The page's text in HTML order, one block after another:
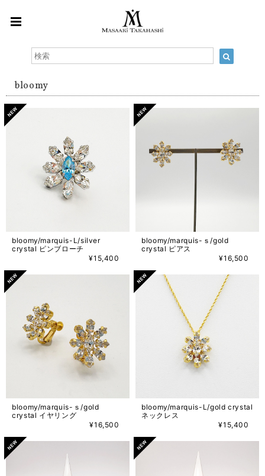
bloomy
bloomy/marquis-L/silver
crystal ピンブローチ
¥15,400
bloomy/marquis-ｓ/gold
crystal ピアス
¥16,500
bloomy/marquis-ｓ/gold
crystal イヤリング
¥16,500
bloomy/marquis-L/gold crystal
ネックレス
¥15,400